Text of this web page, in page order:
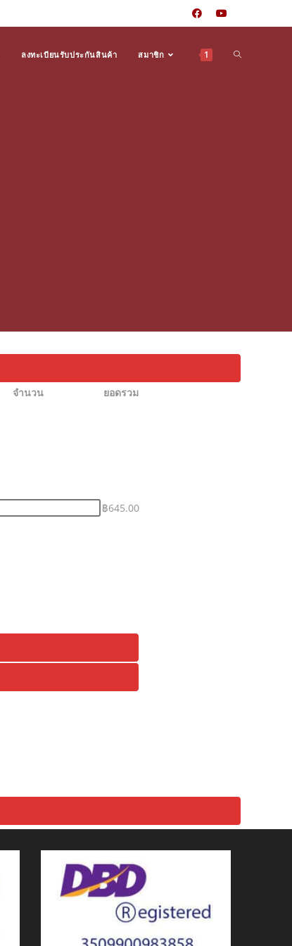
ลงทะเบียนรับประกันสินค้า สมาชิก 1
จำนวน ยอดรวม
฿645.00